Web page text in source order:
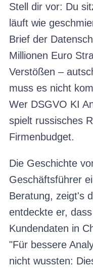
Stell dir vor: Du
läuft wie
Brief der
Millionen Euro
Verstößen –
muss es nicht
Wer DSGVO KI
spielt russisches
Firmenbudget.
Die Geschichte
Geschäftsführer
Beratung, zeigt's
entdeckte er,
Kundendaten in
"Für bessere
nicht wussten: